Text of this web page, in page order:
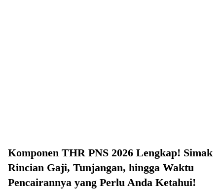
Komponen THR PNS 2026 Lengkap! Simak
Rincian Gaji, Tunjangan, hingga Waktu
Pencairannya yang Perlu Anda Ketahui!